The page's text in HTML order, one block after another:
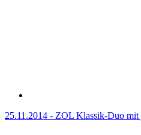
25.11.2014 - ZOL Klassik-Duo